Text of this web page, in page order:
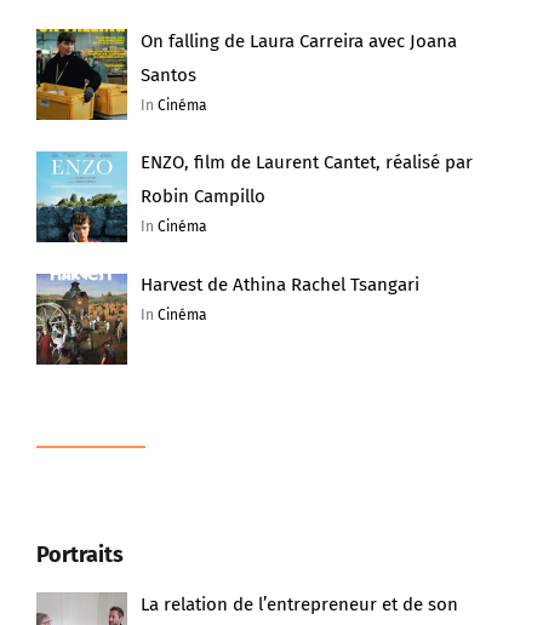
On falling de Laura Carreira avec Joana
Santos
InCinéma
ENZO, film de Laurent Cantet, réalisé par
Robin Campillo
InCinéma
Harvest de Athina Rachel Tsangari
InCinéma
Portraits
La relation de l’entrepreneur et de son